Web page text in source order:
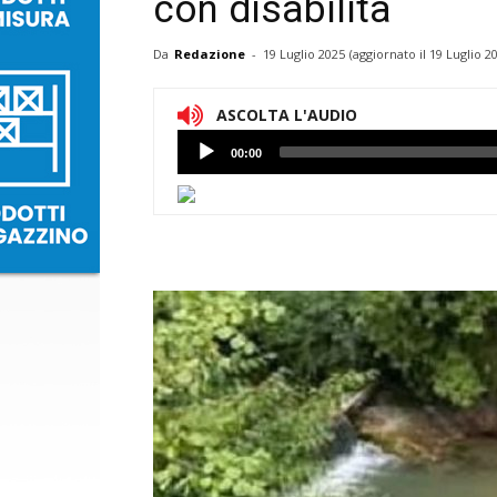
con disabilità
Da Redazione - 19 Luglio 2025 (aggiornato il 19 Luglio
ASCOLTA L'AUDIO
Lettore
Audio
00:00